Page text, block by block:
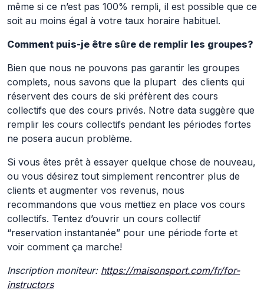
même si ce n’est pas 100% rempli, il est possible que ce
soit au moins égal à votre taux horaire habituel.
Comment puis-je être sûre de remplir les groupes?
Bien que nous ne pouvons pas garantir les groupes
complets, nous savons que la plupart des clients qui
réservent des cours de ski préfèrent des cours
collectifs que des cours privés. Notre data suggère que
remplir les cours collectifs pendant les périodes fortes
ne posera aucun problème.
Si vous êtes prêt à essayer quelque chose de nouveau,
ou vous désirez tout simplement rencontrer plus de
clients et augmenter vos revenus, nous
recommandons que vous mettiez en place vos cours
collectifs. Tentez d’ouvrir un cours collectif
“reservation instantanée” pour une période forte et
voir comment ça marche!
Inscription moniteur: https://maisonsport.com/fr/for-
instructors